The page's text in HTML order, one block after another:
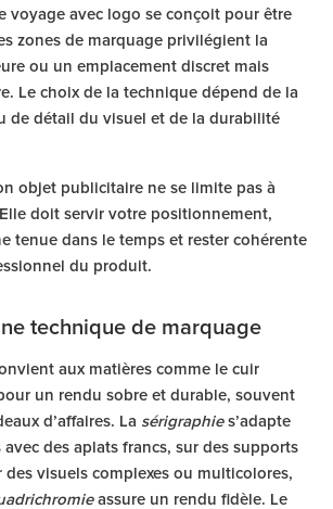
voyage avec logo se conçoit pour être
zones de marquage privilégient la
ou un emplacement discret mais
Le choix de la technique dépend de la
de détail du visuel et de la durabilité
objet publicitaire ne se limite pas à
doit servir votre positionnement,
tenue dans le temps et rester cohérente
du produit.
technique de marquage
aux matières comme le cuir
un rendu sobre et durable, souvent
d’affaires. La sérigraphies’adapte
des aplats francs, sur des supports
des visuels complexes ou multicolores,
assure un rendu fidèle. Le